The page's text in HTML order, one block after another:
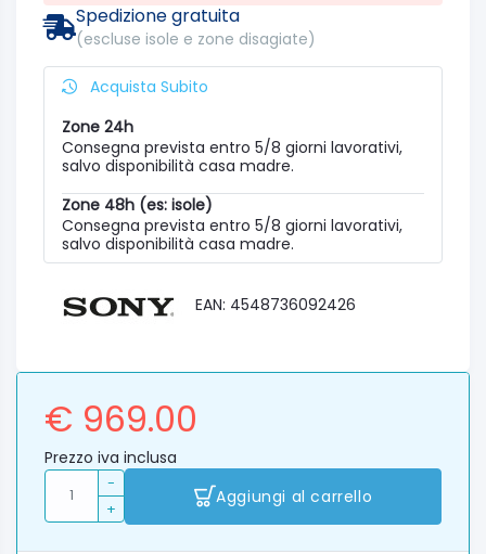
Spedizione gratuita
(escluse isole e zone disagiate)
Acquista Subito
Zone 24h
Consegna prevista entro 5/8 giorni lavorativi,
salvo disponibilità casa madre.
Zone 48h (es: isole)
Consegna prevista entro 5/8 giorni lavorativi,
salvo disponibilità casa madre.
EAN: 4548736092426
€ 969.00
Prezzo iva inclusa
-
+
Aggiungi al carrello